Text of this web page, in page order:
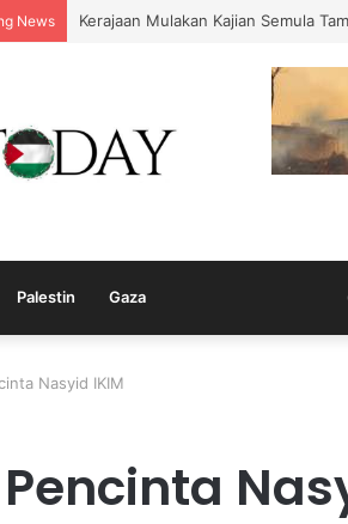
News Kerajaan Mulakan Kajian Semula
Palestin Gaza
Nasyid IKIM